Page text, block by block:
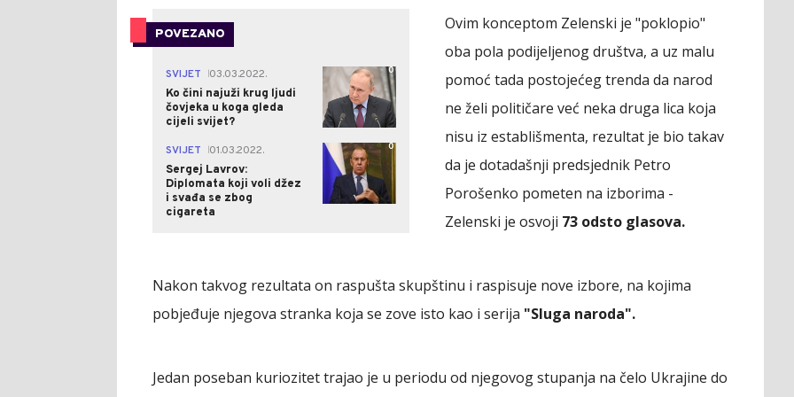
POVEZANO
SVIJET
03.03.2022.
Ko čini najuži krug ljudi
čovjeka u koga gleda
cijeli svijet?
0
SVIJET
01.03.2022.
Sergej Lavrov:
Diplomata koji voli džez
i svađa se zbog
cigareta
0
Ovim konceptom Zelenski je "poklopio"
oba pola podijeljenog društva, a uz malu
pomoć tada postojećeg trenda da narod
ne želi političare već neka druga lica koja
nisu iz establišmenta, rezultat je bio takav
da je dotadašnji predsjednik Petro
Porošenko pometen na izborima -
Zelenski je osvoji 73 odsto glasova.
Nakon takvog rezultata on raspušta skupštinu i raspisuje nove izbore, na kojima
pobjeđuje njegova stranka koja se zove isto kao i serija "Sluga naroda".
Jedan poseban kuriozitet trajao je u periodu od njegovog stupanja na čelo Ukrajine do